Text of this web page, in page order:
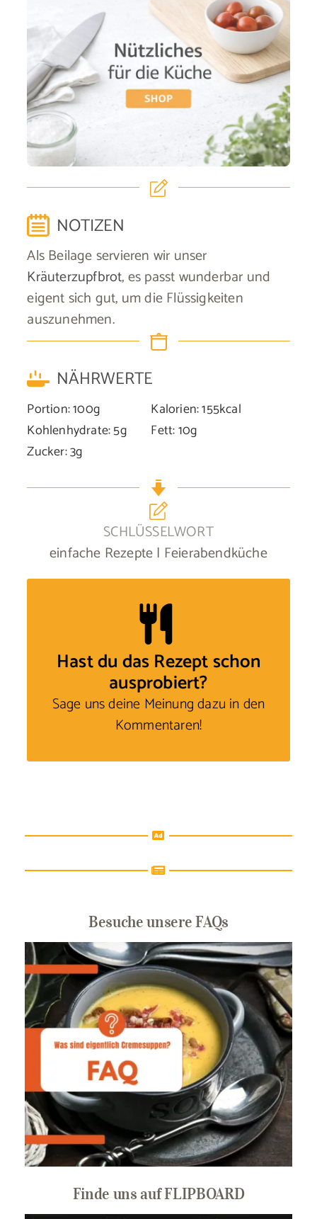
NOTIZEN
Als Beilage servieren wir unser
Kräuterzupfbrot, es passt wunderbar und
eigent sich gut, um die Flüssigkeiten
auszunehmen.
NÄHRWERTE
Portion:100g Kalorien:155kcal
Kohlenhydrate:5g Fett:10g
Zucker:3g
SCHLÜSSELWORT
einfache Rezepte | Feierabendküche
Hast du das Rezept schon
ausprobiert?
Sage uns deine Meinungdazu in den
Kommentaren!
Besuche unsere FAQs
Finde uns auf FLIPBOARD